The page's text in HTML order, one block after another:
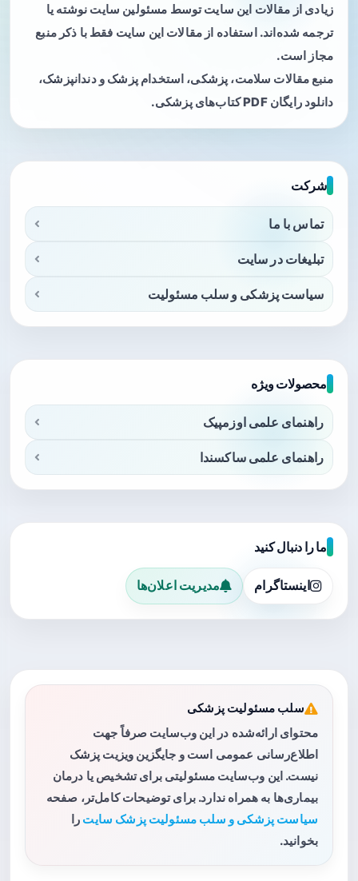
زیادی از مقالات این سایت توسط مسئولین سایت نوشته یا
ترجمه شده‌اند. استفاده از مقالات این سایت فقط با ذکر منبع
مجاز است.
منبع مقالات سلامت، پزشکی، استخدام پزشک و دندانپزشک،
دانلود رایگان PDF کتاب‌های پزشکی.
شرکت
تماس با ما
تبلیغات در سایت
سیاست پزشکی و سلب مسئولیت
محصولات ویژه
راهنمای علمی اوزمپیک
راهنمای علمی ساکسندا
ما را دنبال کنید
اینستاگرام مدیریت اعلان‌ها
سلب مسئولیت پزشکی
محتوای ارائه‌شده در این وب‌سایت صرفاً جهت
اطلاع‌رسانی عمومی است و جایگزین ویزیت پزشک
نیست. این وب‌سایت مسئولیتی برای تشخیص یا درمان
بیماری‌ها به همراه ندارد. برای توضیحات کامل‌تر، صفحه
سیاست پزشکی و سلب مسئولیت پزشک سایت را
بخوانید.